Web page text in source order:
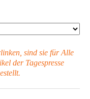
sind sie für Alle
der Tagespresse